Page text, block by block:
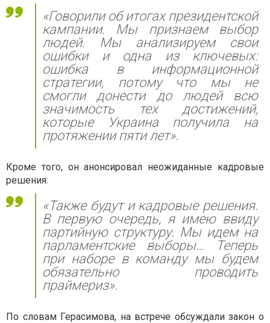
«Говорили об итогах президентской
кампании. Мы признаем выбор
людей. Мы анализируем свои
ошибки и одна из ключевых:
ошибка в информационной
стратегии, потому что мы не
смогли донести до людей всю
значимость тех достижений,
которые Украина получила на
протяжении пяти лет».
Кроме того, он анонсировал неожиданные кадровые
решения:
«Также будут и кадровые решения.
В первую очередь, я имею ввиду
партийную структуру. Мы идем на
парламентские выборы… Теперь
при наборе в команду мы будем
обязательно проводить
праймериз».
По словам Герасимова, на встрече обсуждали закон о